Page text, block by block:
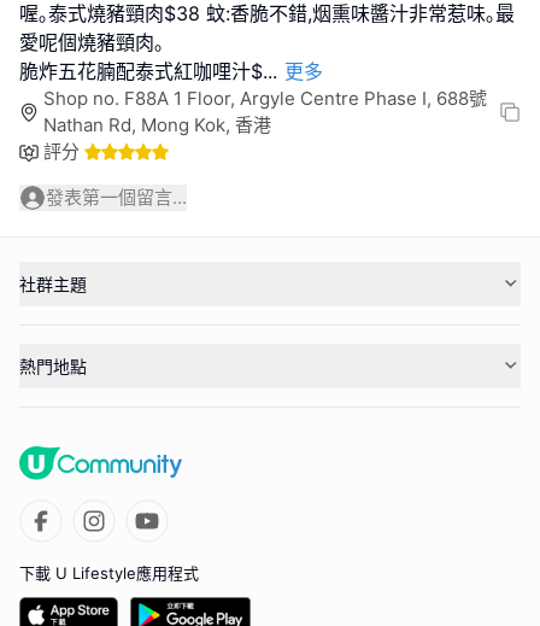
喔｡泰式燒豬頸肉$38 蚊:香脆不錯,烟熏味醬汁非常惹味｡最
愛呢個燒豬頸肉｡
脆炸五花腩配泰式紅咖哩汁$... 更多
Shop no. F88A 1 Floor, Argyle Centre Phase I, 688號
Nathan Rd, Mong Kok, 香港
評分
發表第一個留言...
社群主題
熱門地點
下載 U Lifestyle應用程式